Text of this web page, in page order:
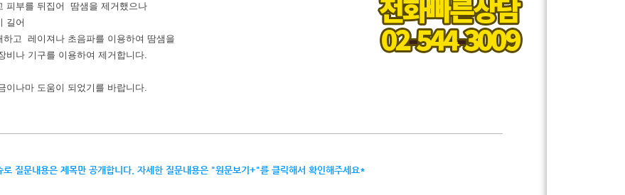
피부를 뒤집어 땀샘을 제거했으나
길어
하고 레이져나 초음파를 이용하여 땀샘을
비나 기구를 이용하여 제거합니다.
이나마 도움이 되었기를 바랍니다.
질문내용은 제목만 공개합니다. 자세한 질문내용은 "원문보기+"를 클릭해서 확인해주세요*